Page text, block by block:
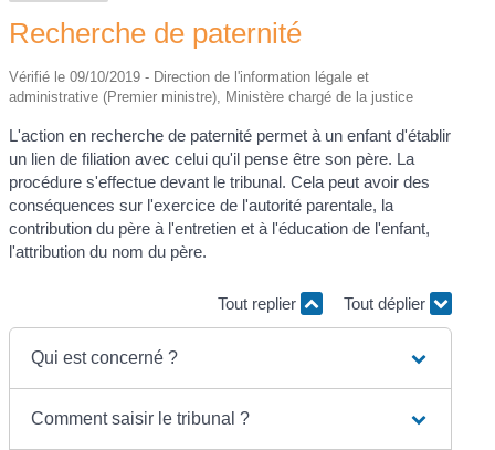
Recherche de paternité
Vérifié le 09/10/2019 - Direction de l'information légale et
administrative (Premier ministre), Ministère chargé de la justice
L'action en recherche de paternité permet à un enfant d'établir
un lien de filiation avec celui qu'il pense être son père. La
procédure s'effectue devant le tribunal. Cela peut avoir des
conséquences sur l'exercice de l'autorité parentale, la
contribution du père à l'entretien et à l'éducation de l'enfant,
l'attribution du nom du père.
Tout replier Tout déplier
Qui est concerné ?
Comment saisir le tribunal ?